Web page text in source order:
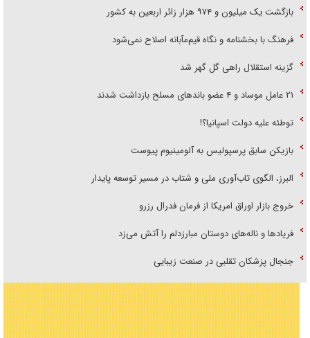
بازگشت یک میلیون و ۹۷۴ هزار زائر اربعین به کشور
فرهنگ با بخشنامه و نگاه قیم‌مآبانه اصلاح نمی‌شود
گزینه استقلال راهی گل گهر شد
۲۱ عامل موساد و ۴ عضو باند‌های مسلح بازداشت شدند
توطئه علیه دولت اسپانیا؟!
بازیکن سابق پرسپولیس به آلومینیوم پیوست
البرز، الگوی تاب‌آوری ملی و شتاب در مسیر توسعه پایدار
خروج بازار اوراق امریکا از فرمان فدرال رزرو
فریاد‌ها و ناله‌های دوستان مبارزدلم را آتش می‌زد
جنجال پزشکان تقلبی در صنعت زیبایی